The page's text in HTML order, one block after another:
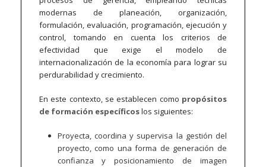
modernas de planeación, organización,
formulación, evaluación, programación, ejecución y
control, tomando en cuenta los criterios de
efectividad que exige el modelo de
internacionalización de la economía para lograr su
perdurabilidad y crecimiento.
En este contexto, se establecen como propósitos
de formación específicoslos siguientes:
Proyecta, coordina y supervisa la gestión del
proyecto, como una forma de generación de
confianza y posicionamiento de imagen